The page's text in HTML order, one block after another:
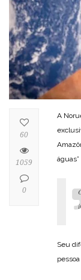
A
Seu
60
1059
0